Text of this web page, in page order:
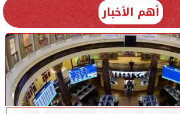
أهم الأخبار